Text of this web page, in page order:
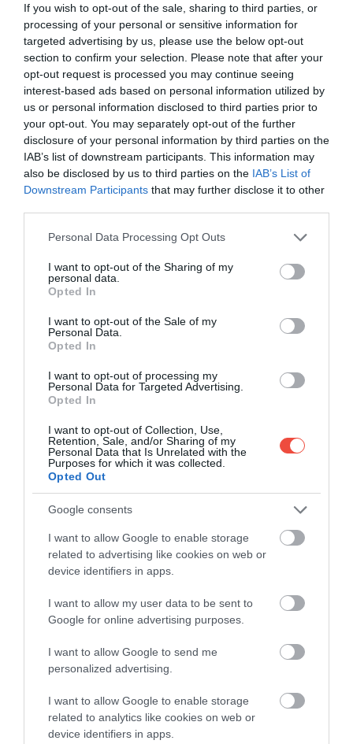
If you wish to opt-out of the sale, sharing to third parties, or
processing of your personal or sensitive information for
targeted advertising by us, please use the below opt-out
section to confirm your selection. Please note that after your
opt-out request is processed you may continue seeing
interest-based ads based on personal information utilized by
us or personal information disclosed to third parties prior to
your opt-out. You may separately opt-out of the further
disclosure of your personal information by third parties on the
IAB’s list of downstream participants. This information may
also be disclosed by us to third parties on the IAB’s List of
Downstream Participants that may further disclose it to other
Please note that this website/app uses one or more Google
not limited to your visit or usage behaviour. You may click to
grant or deny consent to Google and its third-party tags to
use your data for below specified purposes in below Google
consent section.
Personal Data Processing Opt Outs
I want to opt-out of the Sharing of my
personal data.
Opted In
I want to opt-out of the Sale of my
Personal Data.
Opted In
I want to opt-out of processing my
Personal Data for Targeted Advertising.
Opted In
I want to opt-out of Collection, Use,
Retention, Sale, and/or Sharing of my
Personal Data that Is Unrelated with the
Purposes for which it was collected.
Opted Out
Google consents
I want to allow Google to enable storage
related to advertising like cookies on web or
device identifiers in apps.
I want to allow my user data to be sent to
Google for online advertising purposes.
I want to allow Google to send me
personalized advertising.
I want to allow Google to enable storage
related to analytics like cookies on web or
device identifiers in apps.
segítségével aratnak le. Érdekesség, hogy arra is
figyelnek, hogy ne szaporodjanak túl az állatok:
a törvények szerint minden háztartás egyetlen
tehén tartására jogosult.
Ha kedvet kaptunk volna:Több lakatlan sziget
is eladó Észak-Európában
LIFE ON TRISTAN DA CUNHA – THE
WORLD'S MOST REMOTE INHABITED
ISLAND
A vadállatok – főleg a madarak – sorsára egyébként
pecsétet raktak a hajók fedélzetéről belopódzó
patkányok, amelyek olyan nagy problémát
jelentenek, hogy Edinburgh of the Seven Seas egy
kész ünnepséget húzott fel köréjük: ez a
Ilyenkor a férfiak csapatokba állnak, és különböző
eszközöket ragadva azon versenyeznek, hogy ki
tudja a legtöbb, illetve a legnagyobb patkányt,
egeret befogni.